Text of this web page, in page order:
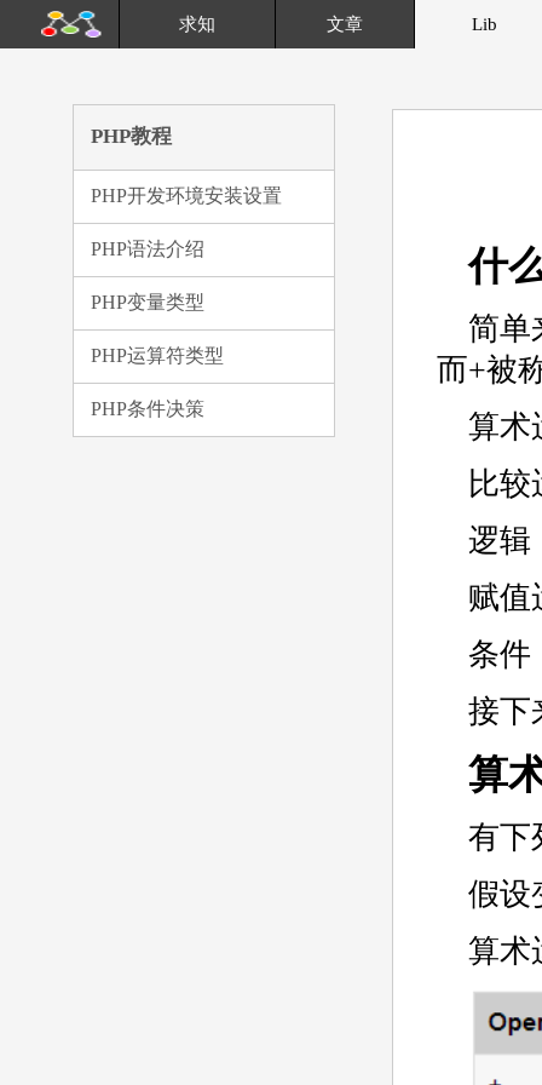
求知 文章 Lib
PHP教程
PHP开发环境安装设置
PHP语法介绍
PHP变量类型
PHP运算符类型
PHP条件决策
什
简单
而+被
算术
比较
逻辑
赋值
条件
接下
算
有下
假设
算术